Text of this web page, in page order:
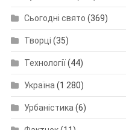
Сьогодні свято (369)
Творці (35)
Технології(44)
Україна (1 280)
Урбаністика (6)